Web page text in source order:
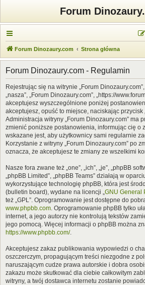
Forum
Forum Dinozaury.com Strona główna
Forum Dinozaury.com - Regulamin
Rejestrując się na witrynie „Forum Dinozaury.com”,
„nasza”, „Forum Dinozaury.com”, „https://
akceptujesz wyszczególnione poniżej
akceptujesz, opuść to miejsce, naciskając przycisk
Administracja witryny „Forum Dinozaury.com” ma
zmienić poniższe postanowienia, informując cię o
wskazane jest, aby użytkownicy sami regularnie
Korzystanie z witryny „Forum Dinozaury.com” po
oznacza, że akceptujesz te zmiany ze wszelkimi
Nasze fora zwane też „one”, „ich”, „je”, „phpBB
„phpBB Limited”, „phpBB Teams” działają w
wykorzystujące technologię phpBB, która jest
(bulletin board), wydane na licencji „GNU General
też „GPL”. Oprogramowanie jest dostępne do
www.phpbb.com. Oprogramowanie phpBB tylko
internet, a jego autorzy nie kontrolują tekstów
jego pomocą. Więcej informacji o phpBB można
https://www.phpbb.com/.
Akceptujesz zakaz publikowania wypowiedzi o
oszczerczym, propagującym treści niezgodne z
naruszającym cudze prawa autorskie i dobra
zakazu może skutkować dla ciebie całkowitym
witryny, a twój dostawca internetu zostanie